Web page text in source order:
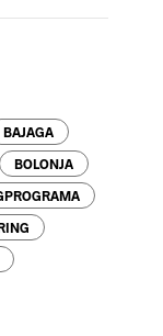
.
BAJAGA
BOLONJA